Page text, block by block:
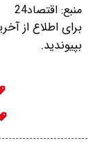
منبع: اقتصاد24
برای اطلاع از
بپیوندید.